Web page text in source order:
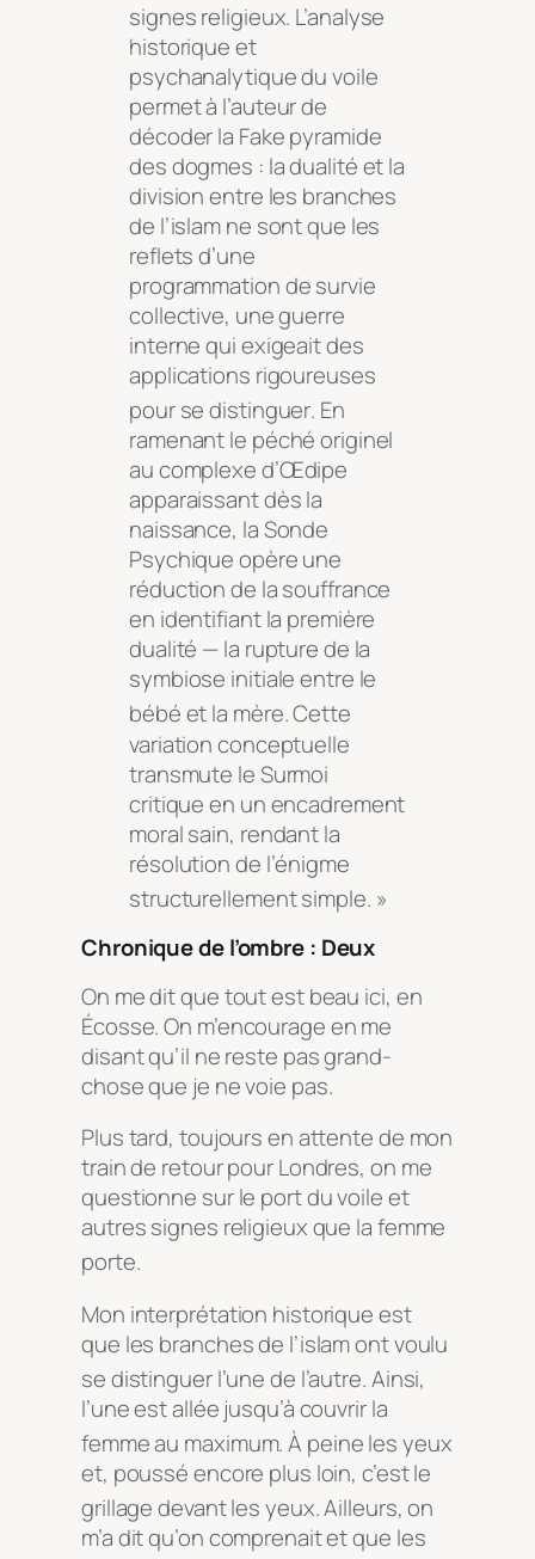
signes religieux. L’analyse
historique et
psychanalytique du voile
permet à l’auteur de
décoder la Fake pyramide
des dogmes : la dualité et la
division entre les branches
de l’islam ne sont que les
reflets d’une
programmation de survie
collective, une guerre
interne qui exigeait des
applications rigoureuses
pour se distinguer. En
ramenant le péché originel
au complexe d’Œdipe
apparaissant dès la
naissance, la Sonde
Psychique opère une
réduction de la souffrance
en identifiant la première
dualité — la rupture de la
symbiose initiale entre le
bébé et la mère. Cette
variation conceptuelle
transmute le Surmoi
critique en un encadrement
moral sain, rendant la
résolution de l’énigme
structurellement simple. »
Chronique de l’ombre : Deux
On me dit que tout est beau ici, en
Écosse. On m’encourage en me
disant qu’il ne reste pas grand-
chose que je ne voie pas.
Plus tard, toujours en attente de mon
train de retour pour Londres, on me
questionne sur le port du voile et
autres signes religieux que la femme
porte.
Mon interprétation historique est
que les branches de l’islam ont voulu
se distinguer l’une de l’autre. Ainsi,
l’une est allée jusqu’à couvrir la
femme au maximum. À peine les yeux
et, poussé encore plus loin, c’est le
grillage devant les yeux. Ailleurs, on
m’a dit qu’on comprenait et que les